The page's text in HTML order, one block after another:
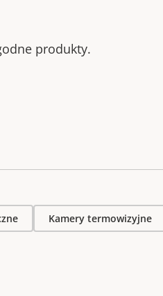
produkty.
Kamery termowizyjne